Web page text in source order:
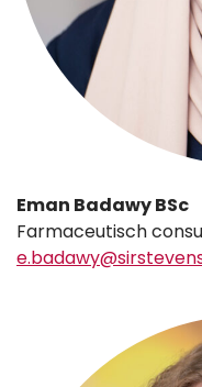
Eman Badawy BSc
Farmaceutisch